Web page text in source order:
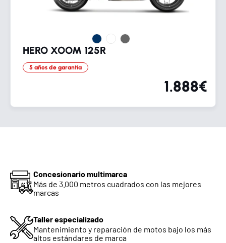
HERO XOOM 125R
5 años de garantía
1.888€
Concesionario multimarca
Más de 3.000 metros cuadrados con las mejores
marcas
Taller especializado
Mantenimiento y reparación de motos bajo los más
altos estándares de marca